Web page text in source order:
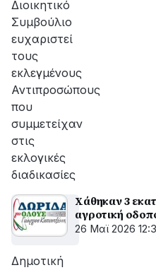
Διοικητικό
Συμβούλιο
ευχαριστεί
τους
εκλεγμένους
Αντιπροσώπους
που
συμμετείχαν
στις
εκλογικές
διαδικασίες
Χάθηκαν 3
αγροτική
26 Μαϊ 2026
Δημοτική